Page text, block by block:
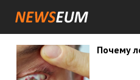
Почему